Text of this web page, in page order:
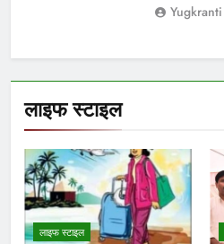
लाइफ स्टाइल
लाइफ स्टाइल
4 चीजें
Yugkranti